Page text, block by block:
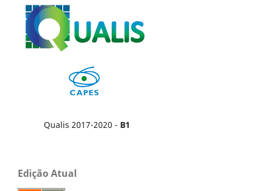
Qualis 2017-2020 - B1
Edição Atual